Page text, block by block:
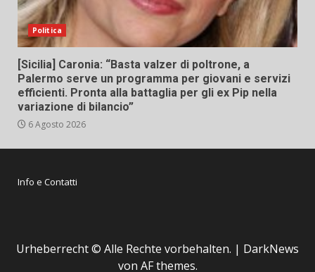
Politica
[Sicilia] Caronia: “Basta valzer di poltrone, a
Palermo serve un programma per giovani e servizi
efficienti. Pronta alla battaglia per gli ex Pip nella
variazione di bilancio”
6 Agosto 2026
Info e Contatti
Urheberrecht © Alle Rechte vorbehalten. | DarkNews
von AF themes.